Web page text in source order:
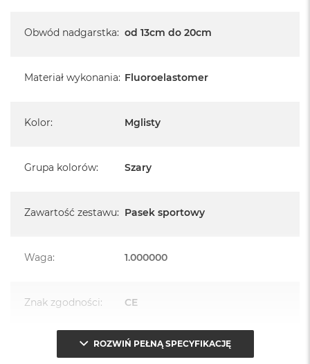
Obwód nadgarstka: od 13cm do 20cm
Materiał wykonania: Fluoroelastomer
Kolor: Mglisty
Grupa kolorów: Szary
Zawartość zestawu: Pasek sportowy
Waga: 1.000000
Znak zgodności: CE
Opakowanie
(pudełko):
Serwisowe
ROZWIŃ PEŁNĄ SPECYFIKACJĘ